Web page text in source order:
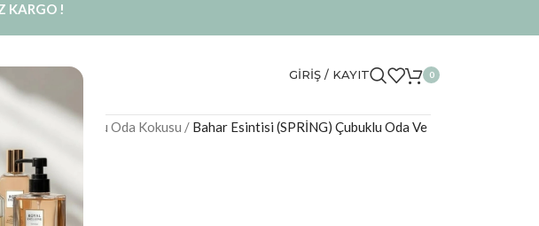
KARGO !
GIRIŞ / KAYIT 0
Kokusu Çubuklu Oda Kokusu / Bahar Esintisi (SPRİNG) Çubuklu Oda Ve